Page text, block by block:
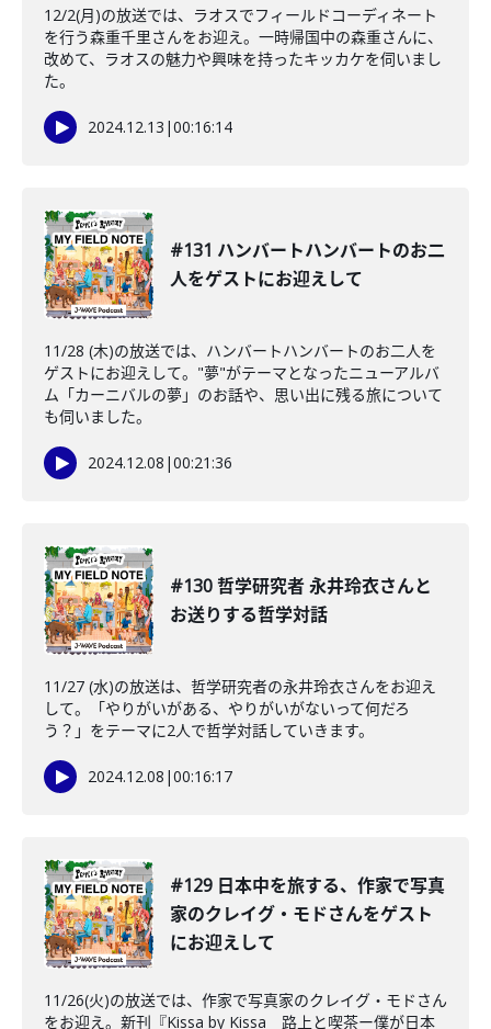
12/2(月)の放送では、ラオスでフィールドコーディネート
を行う森重千里さんをお迎え。一時帰国中の森重さんに、
改めて、ラオスの魅力や興味を持ったキッカケを伺いまし
た。
2024.12.13 |00:16:14
#131 ハンバートハンバートのお二
人をゲストにお迎えして
11/28 (木)の放送では、ハンバートハンバートのお二人を
ゲストにお迎えして。"夢"がテーマとなったニューアルバ
ム「カーニバルの夢」のお話や、思い出に残る旅について
も伺いました。
2024.12.08 |00:21:36
#130 哲学研究者 永井玲衣さんと
お送りする哲学対話
11/27 (水)の放送は、哲学研究者の永井玲衣さんをお迎え
して。「やりがいがある、やりがいがないって何だろ
う？」をテーマに2人で哲学対話していきます。
2024.12.08 |00:16:17
#129 日本中を旅する、作家で写真
家のクレイグ・モドさんをゲスト
にお迎えして
11/26(火)の放送では、作家で写真家のクレイグ・モドさん
をお迎え。新刊『Kissa by Kissa 路上と喫茶ー僕が日本